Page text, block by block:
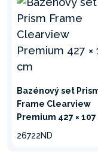
Bazénový set
Frame Clearview
Premium 427 × 107
26722ND